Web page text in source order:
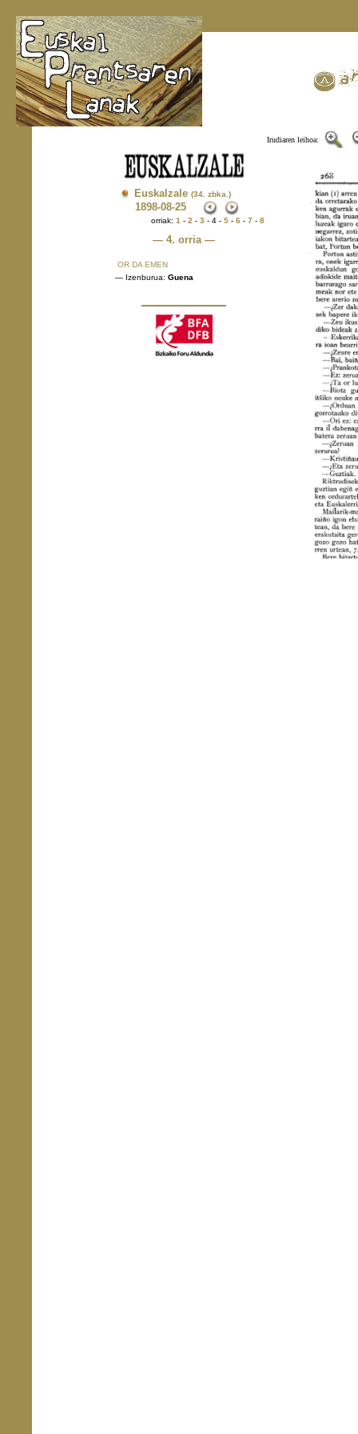
Irudiaren leihoa:
Euskalzale (34. zbka.)
1898-08-25
orriak: 1 - 2 - 3 - 4 - 5 - 6 - 7 - 8
— 4. orria —
OR DA EMEN
— Izenburua: Guena